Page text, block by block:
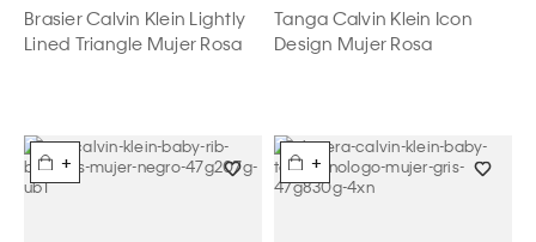
Brasier Calvin Klein Lightly
Lined Triangle Mujer Rosa
Tanga Calvin Klein Icon
Design Mujer Rosa
+ +